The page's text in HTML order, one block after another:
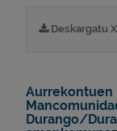
Deskargatu
Aurrekontuen
Durango/